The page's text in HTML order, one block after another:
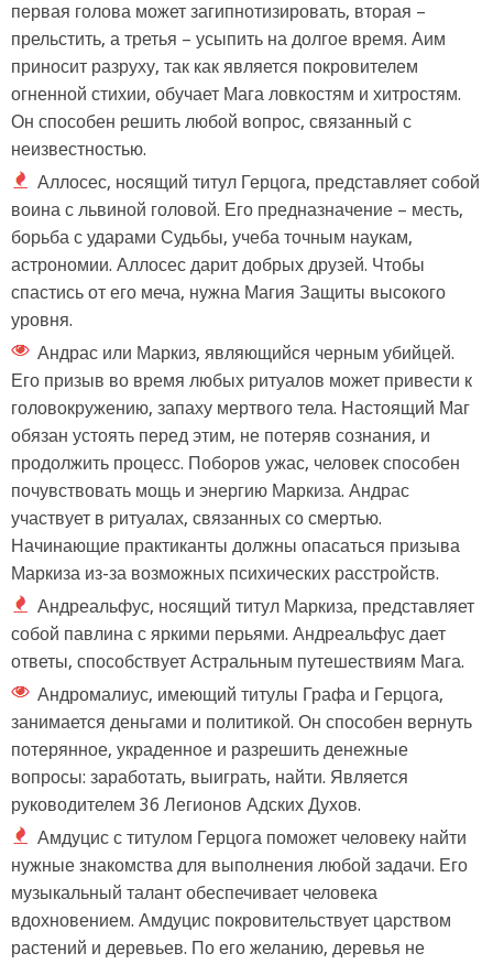
первая голова может загипнотизировать, вторая –
прельстить, а третья – усыпить на долгое время. Аим
приносит разруху, так как является покровителем
огненной стихии, обучает Мага ловкостям и хитростям.
Он способен решить любой вопрос, связанный с
неизвестностью.
Аллосес, носящий титул Герцога, представляет собой
воина с львиной головой. Его предназначение – месть,
борьба с ударами Судьбы, учеба точным наукам,
астрономии. Аллосес дарит добрых друзей. Чтобы
спастись от его меча, нужна Магия Защиты высокого
уровня.
Андрас или Маркиз, являющийся черным убийцей.
Его призыв во время любых ритуалов может привести к
головокружению, запаху мертвого тела. Настоящий Маг
обязан устоять перед этим, не потеряв сознания, и
продолжить процесс. Поборов ужас, человек способен
почувствовать мощь и энергию Маркиза. Андрас
участвует в ритуалах, связанных со смертью.
Начинающие практиканты должны опасаться призыва
Маркиза из-за возможных психических расстройств.
Андреальфус, носящий титул Маркиза, представляет
собой павлина с яркими перьями. Андреальфус дает
ответы, способствует Астральным путешествиям Мага.
Андромалиус, имеющий титулы Графа и Герцога,
занимается деньгами и политикой. Он способен вернуть
потерянное, украденное и разрешить денежные
вопросы: заработать, выиграть, найти. Является
руководителем 36 Легионов Адских Духов.
Амдуцис с титулом Герцога поможет человеку найти
нужные знакомства для выполнения любой задачи. Его
музыкальный талант обеспечивает человека
вдохновением. Амдуцис покровительствует царством
растений и деревьев. По его желанию, деревья не